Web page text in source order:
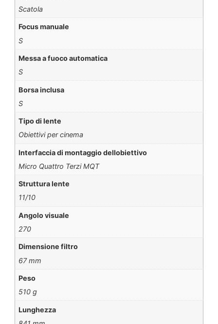
Scatola
Focus manuale
S
Messa a fuoco automatica
S
Borsa inclusa
S
Tipo di lente
Obiettivi per cinema
Interfaccia di montaggio dellobiettivo
Micro Quattro Terzi MQT
Struttura lente
11/10
Angolo visuale
270
Dimensione filtro
67 mm
Peso
510 g
Lunghezza